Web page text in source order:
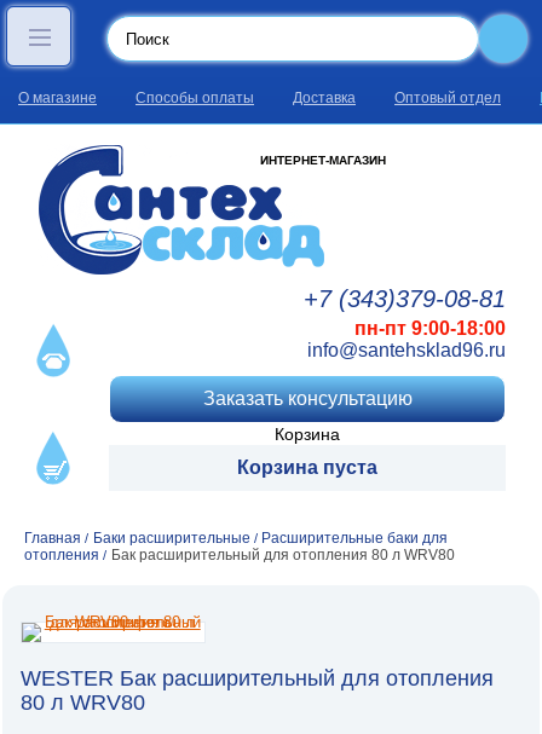
О магазине Способы оплаты Доставка Оптовый отдел
ИНТЕРНЕТ-МАГАЗИН
+7 (343)379-08-81
пн-пт 9:00-18:00
info@santehsklad96.ru
Заказать консультацию
Корзина
Корзина пуста
Главная / Баки расширительные / Расширительные баки для
отопления / Бак расширительный для отопления 80 л WRV80
WESTER Бак расширительный для отопления
80 л WRV80